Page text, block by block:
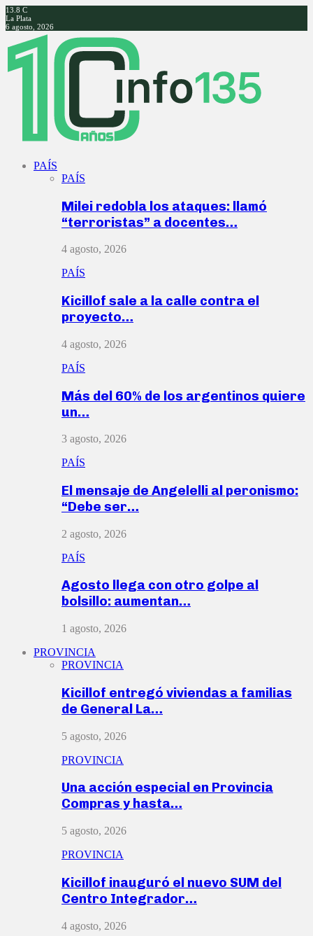
13.8 C
La Plata
6 agosto, 2026
Facebook
Twitter
Instagram
Youtube
PAÍS
PAÍS
Milei redobla los ataques: llamó
“terroristas” a docentes…
4 agosto, 2026
PAÍS
Kicillof sale a la calle contra el
proyecto…
4 agosto, 2026
PAÍS
Más del 60% de los argentinos quiere
un…
3 agosto, 2026
PAÍS
El mensaje de Angelelli al peronismo:
“Debe ser…
2 agosto, 2026
PAÍS
Agosto llega con otro golpe al
bolsillo: aumentan…
1 agosto, 2026
PROVINCIA
PROVINCIA
Kicillof entregó viviendas a familias
de General La…
5 agosto, 2026
PROVINCIA
Una acción especial en Provincia
Compras y hasta…
5 agosto, 2026
PROVINCIA
Kicillof inauguró el nuevo SUM del
Centro Integrador…
4 agosto, 2026